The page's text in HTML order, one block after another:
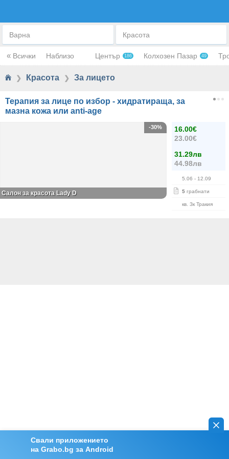
Варна Красота
« Всички Наблизо Център 186 Колхозен Пазар 49
❯ Красота ❯ За лицето
Свали приложението
на Grabo.bg за Android
Терапия за лице по избор - хидратираща, за
мазна кожа или anti-age
16.00€
23.00€
31.29лв
44.98лв
5.06 - 12.09
5 грабнати
кв. Зк Тракия
-30%
Салон за красота Lady D